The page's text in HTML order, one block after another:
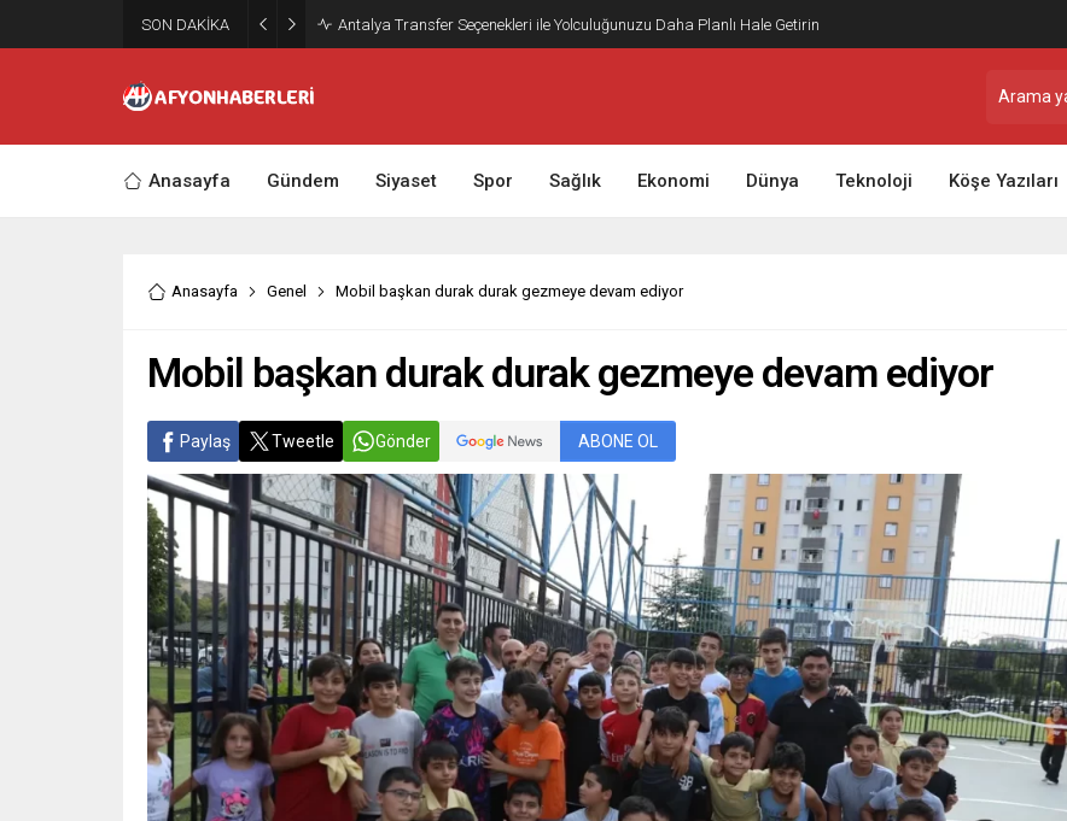
SON DAKİKA Antalya Transfer Seçenekleri ile Yolculuğunuzu Daha Planlı Hale Getirin
Anasayfa Gündem Siyaset Spor Sağlık Ekonomi Dünya Teknoloji Köşe Yazıları
Anasayfa Genel Mobil başkan durak durak gezmeye devam ediyor
Mobil başkan durak durak gezmeye devam ediyor
Paylaş Tweetle Gönder ABONE OL